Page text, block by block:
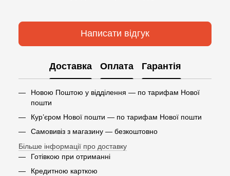
Написати відгук
Доставка Оплата Гарантія
Новою Поштою у відділення — по тарифам Нової
пошти
Кур’єром Нової пошти — по тарифам Нової пошти
Самовивіз з магазину — безкоштовно
Більше інформації про доставку
Готівкою при отриманні
Кредитною карткою